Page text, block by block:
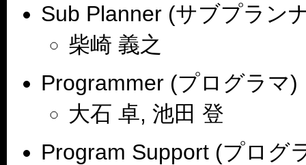
Sub Planner (サブプラン
柴崎 義之
Programmer (プログラマ)
大石 卓, 池田 登
Program Support (プログ